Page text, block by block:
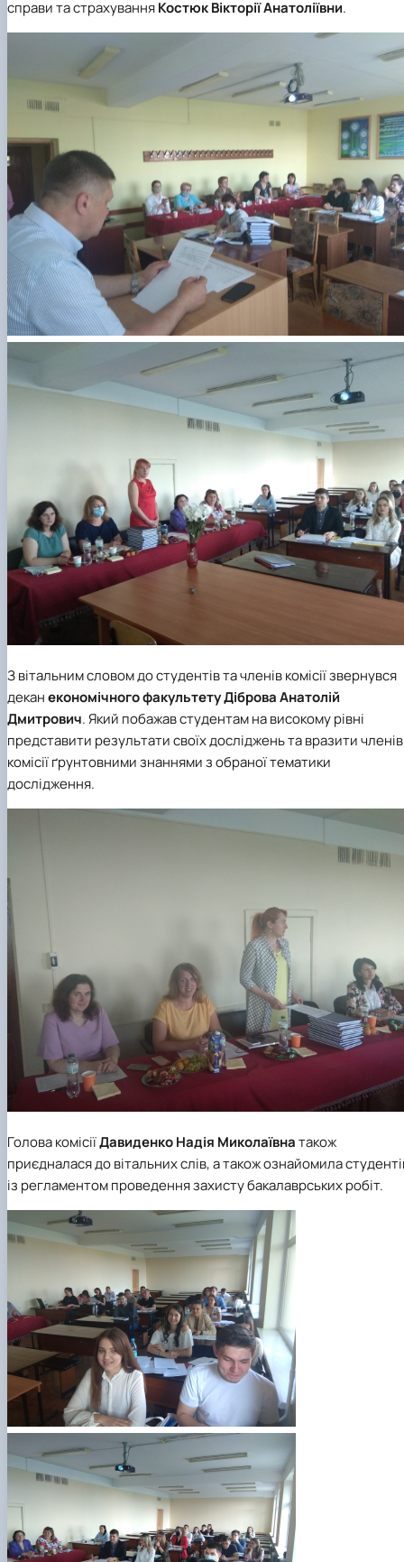
справи та страхуванняКостюк Вікторії Анатоліївни.
З вітальним словом до студентів та членів комісії звернувся
деканекономічного факультетуДіброва Анатолій
Дмитрович. Який побажав студентам на високому рівні
представити результати своїх досліджень та вразити членів
комісії ґрунтовними знаннями з обраної тематики
дослідження.
Голова комісіїДавиденко Надія Миколаївнатакож
приєдналася до вітальних слів, а також ознайомила
із регламентом проведення захисту бакалаврських робіт.